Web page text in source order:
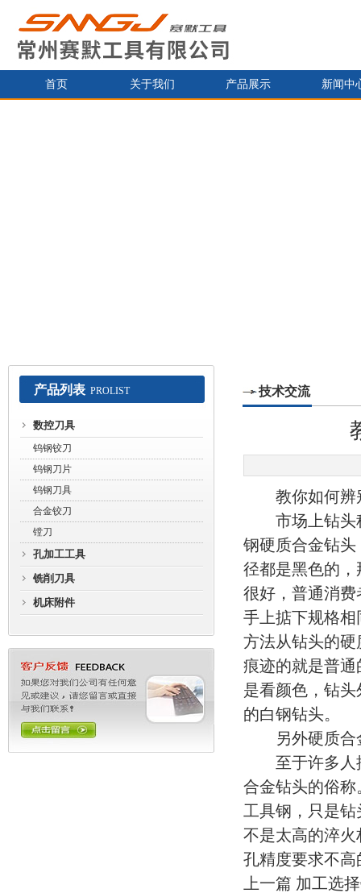
常州赛默工具有限公司
首页 关于我们 产品展示 新闻中
产品列表 PROLIST
数控刀具
钨钢铰刀
钨钢刀片
钨钢刀具
合金铰刀
镗刀
孔加工工具
铣削刀具
机床附件
技术交流
教你如何辨
市场上钻头种
钢硬质合金钻
径都是黑色的
很好，普通消
手上掂下规格
方法从钻头的
痕迹的就是普
是看颜色，钻
的白钢钻头。
另外硬质合金
至于许多人搞
合金钻头的俗
工具钢，只是
不是太高的淬
孔精度要求不高
上一篇 加工选